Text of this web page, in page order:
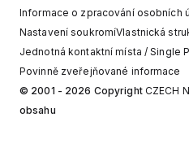
Informace o zpracování osobních
Nastavení soukromíVlastnická
Jednotná kontaktní místa / Single
Povinně zveřejňované informace
© 2001 - 2026 Copyright CZECH
obsahu